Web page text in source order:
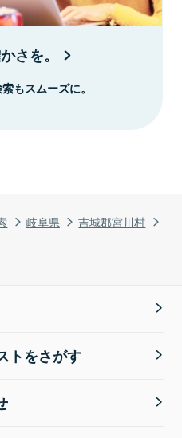
岐阜県
吉城郡宮川村
さを。
もスムーズに。
トをさがす